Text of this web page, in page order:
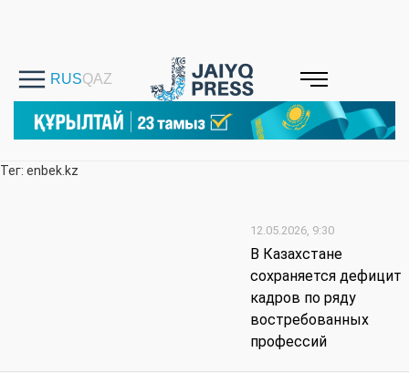
Тег: enbek.kz
12.05.2026, 9:30
В Казахстане
сохраняется дефицит
кадров по ряду
востребованных
профессий